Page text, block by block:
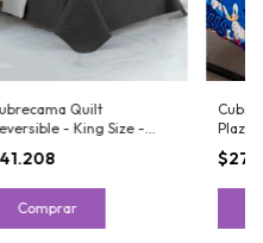
Quilt
- King Size -
Home
Comprar